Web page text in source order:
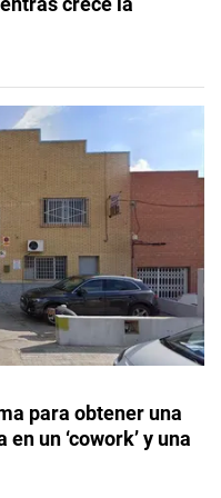
para obtener una
un ‘cowork’ y una